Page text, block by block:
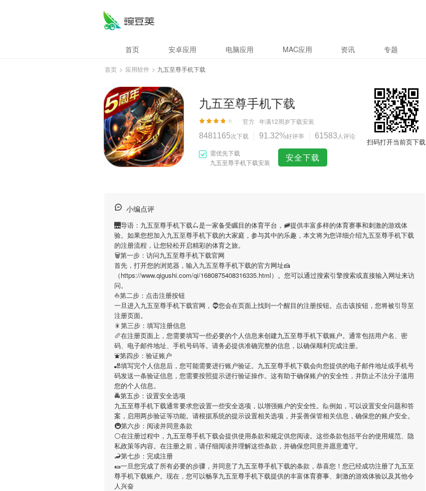
首页 安卓应用 电脑应用 MAC应用 资讯 专题
首页 > 应用软件 > 九五至尊手机下载
九五至尊手机下载
官方 年满12周岁下载安装
8481165次下载 91.32%好评率 61583 人评论
需优先下载
九五至尊手机下载安装
安全下载
扫码打开当前页下载
小编点评
🌉导语： 九五至尊手机下载🛴是一家备受瞩目的体育平台，🚞提供丰富多样的体育赛事和刺激的游戏体
验。如果您想加入 九五至尊手机下载的大家庭，参与其中的乐趣，本文将为您详细介绍九五至尊手机下载
的注册流程，让您轻松开启精彩的体育之旅。
🗑第一步：访问九五至尊手机下载官网
首先，打开您的浏览器，输入 九五至尊手机下载的官方网址🍰
（https://www.qigushi.com/qi/1680875408316335.html）。您可以通过搜索引擎搜索或直接输入网址来访
问。
⛵️第二步：点击注册按钮
一旦进入 九五至尊手机下载官网，🧔您会在页面上找到一个醒目的注册按钮。点击该按钮，您将被引导至
注册页面。
🎇第三步：填写注册信息
🥖在注册页面上，您需要填写一些必要的个人信息来创建九五至尊手机下载账户。通常包括用户名、密
码、电子邮件地址、手机号码等。请务必提供准确完整的信息，以确保顺利完成注册。
⛲第四步：验证账户
🎳填写完个人信息后，您可能需要进行账户验证。 九五至尊手机下载会向您提供的电子邮件地址或手机号
码发送一条验证信息，您需要按照提示进行验证操作。这有助于确保账户的安全性，并防止不法分子滥用
您的个人信息。
🚔第五步：设置安全选项
九五至尊手机下载通常要求您设置一些安全选项，以增强账户的安全性。🙋例如，可以设置安全问题和答
案，启用两步验证等功能。请根据系统的提示设置相关选项，并妥善保管相关信息，确保您的账户安全。
🚇第六步：阅读并同意条款
⚪在注册过程中， 九五至尊手机下载会提供使用条款和规定供您阅读。这些条款包括平台的使用规范、隐
私政策等内容。在注册之前，请仔细阅读并理解这些条款，并确保您同意并愿意遵守。
🦂第七步：完成注册
🌯一旦您完成了所有必要的步骤，并同意了九五至尊手机下载的条款，恭喜您！您已经成功注册了九五至
尊手机下载账户。现在，您可以畅享九五至尊手机下载提供的丰富体育赛事、刺激的游戏体验以及其他令
人兴奋